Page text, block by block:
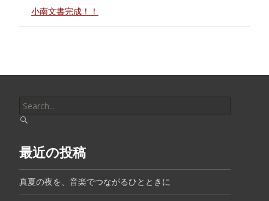
小南文書完成！！
for:
最近の投稿
真夏の夜を、音楽でつながるひとときに